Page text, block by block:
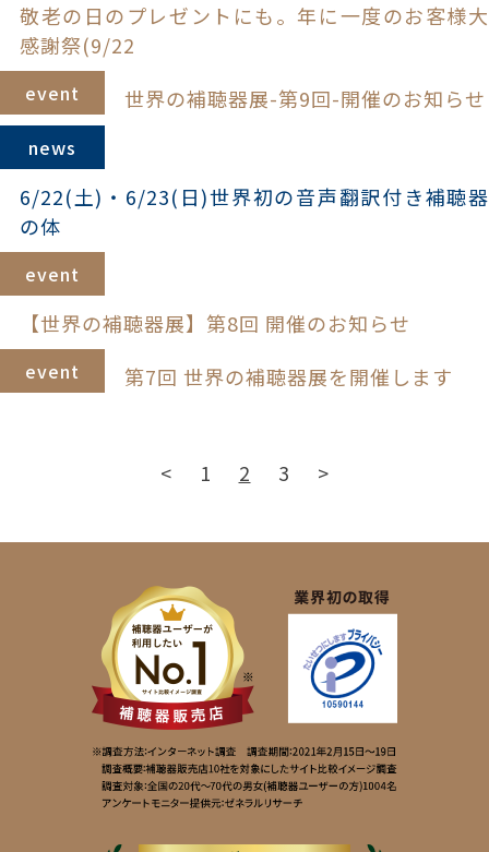
敬老の日のプレゼントにも。年に一度のお客様大
感謝祭(9/22
event 世界の補聴器展-第9回-開催のお知らせ
news
6/22(土)・6/23(日)世界初の音声翻訳付き補聴器
の体
event
【世界の補聴器展】第8回 開催のお知らせ
event 第7回 世界の補聴器展を開催します
< 1 2 3 >